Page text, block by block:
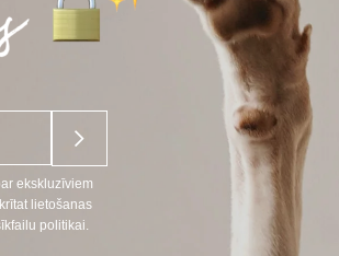
ekskluzīviem
lietošanas
politikai.